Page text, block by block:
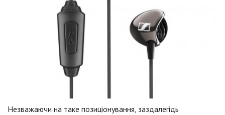
Незважаючи на таке позиціонування, заздалегідь